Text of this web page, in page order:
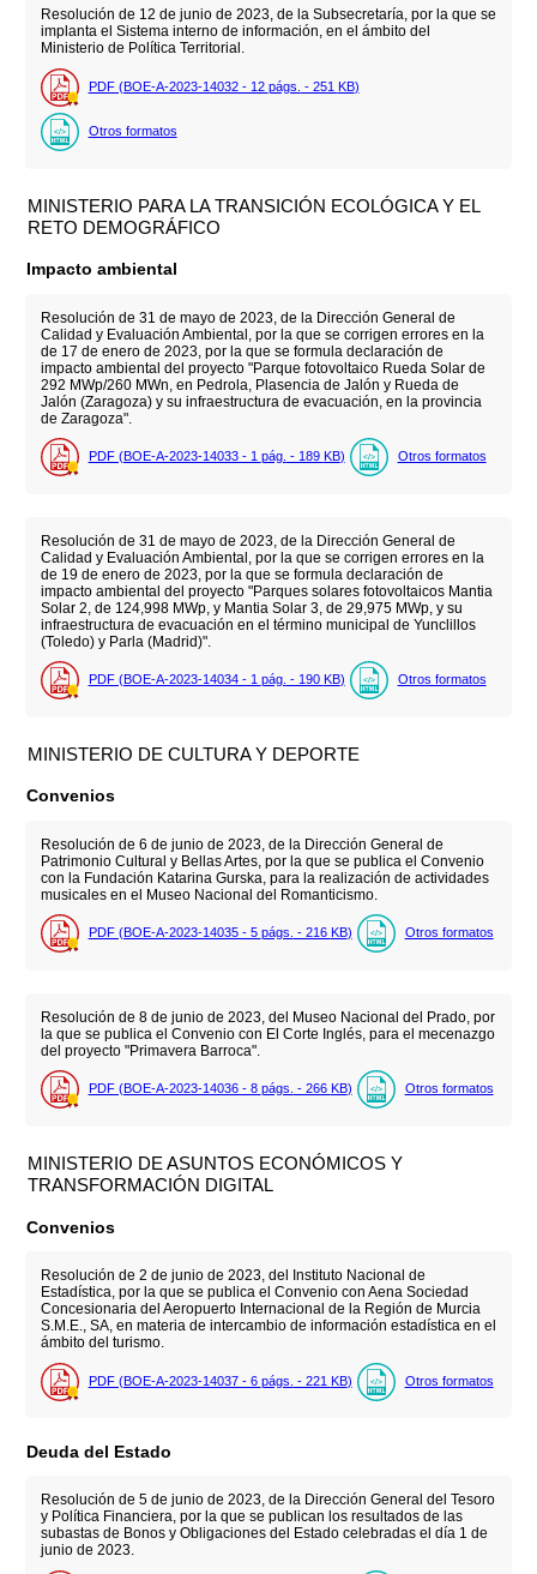
Resolución de 12 de junio de 2023, de la Subsecretaría, por la que se
implanta el Sistema interno de información, en el ámbito del
Ministerio de Política Territorial.
PDF (BOE-A-2023-14032 - 12 págs. - 251 KB)
Otros formatos
MINISTERIO PARA LA TRANSICIÓN ECOLÓGICA Y EL
RETO DEMOGRÁFICO
Impacto ambiental
Resolución de 31 de mayo de 2023, de la Dirección General de
Calidad y Evaluación Ambiental, por la que se corrigen errores en la
de 17 de enero de 2023, por la que se formula declaración de
impacto ambiental del proyecto "Parque fotovoltaico Rueda Solar de
292 MWp/260 MWn, en Pedrola, Plasencia de Jalón y Rueda de
Jalón (Zaragoza) y su infraestructura de evacuación, en la provincia
de Zaragoza".
PDF (BOE-A-2023-14033 - 1 pág. - 189 KB) Otros formatos
Resolución de 31 de mayo de 2023, de la Dirección General de
Calidad y Evaluación Ambiental, por la que se corrigen errores en la
de 19 de enero de 2023, por la que se formula declaración de
impacto ambiental del proyecto "Parques solares fotovoltaicos Mantia
Solar 2, de 124,998 MWp, y Mantia Solar 3, de 29,975 MWp, y su
infraestructura de evacuación en el término municipal de Yunclillos
(Toledo) y Parla (Madrid)".
PDF (BOE-A-2023-14034 - 1 pág. - 190 KB) Otros formatos
MINISTERIO DE CULTURA Y DEPORTE
Convenios
Resolución de 6 de junio de 2023, de la Dirección General de
Patrimonio Cultural y Bellas Artes, por la que se publica el Convenio
con la Fundación Katarina Gurska, para la realización de actividades
musicales en el Museo Nacional del Romanticismo.
PDF (BOE-A-2023-14035 - 5 págs. - 216 KB) Otros formatos
Resolución de 8 de junio de 2023, del Museo Nacional del Prado, por
la que se publica el Convenio con El Corte Inglés, para el mecenazgo
del proyecto "Primavera Barroca".
PDF (BOE-A-2023-14036 - 8 págs. - 266 KB) Otros formatos
MINISTERIO DE ASUNTOS ECONÓMICOS Y
TRANSFORMACIÓN DIGITAL
Convenios
Resolución de 2 de junio de 2023, del Instituto Nacional de
Estadística, por la que se publica el Convenio con Aena Sociedad
Concesionaria del Aeropuerto Internacional de la Región de Murcia
S.M.E., SA, en materia de intercambio de información estadística en el
ámbito del turismo.
PDF (BOE-A-2023-14037 - 6 págs. - 221 KB) Otros formatos
Deuda del Estado
Resolución de 5 de junio de 2023, de la Dirección General del Tesoro
y Política Financiera, por la que se publican los resultados de las
subastas de Bonos y Obligaciones del Estado celebradas el día 1 de
junio de 2023.